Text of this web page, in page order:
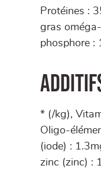
Protéines :
gras
phosphore :
* (/kg),
Oligo-
(iode) :
zinc (zinc) :